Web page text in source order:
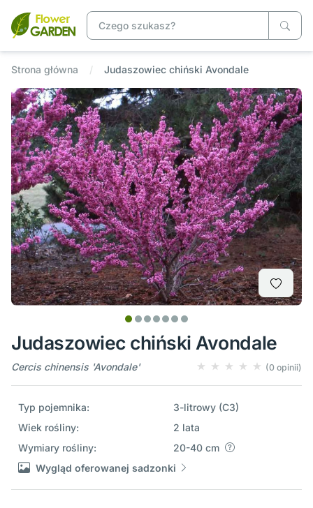
Strona główna Judaszowiec chiński Avondale
Judaszowiec chiński Avondale
Cercis chinensis 'Avondale' (0 opinii)
Typ pojemnika:
3-litrowy (C3)
Wiek rośliny:
2 lata
Wymiary rośliny:
20-40 cm
Wygląd oferowanej sadzonki